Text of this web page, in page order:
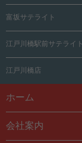
富坂サテライト
江戸川橋駅前サテライト
江戸川橋店
ホーム
会社案内